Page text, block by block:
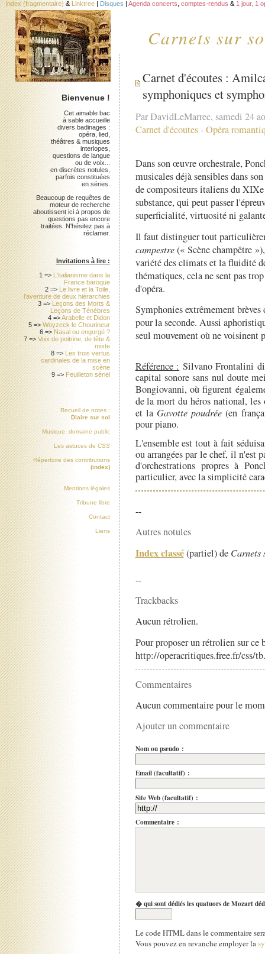
Carnets sur
Index (fragmentaire) & Linktree | Disques | Agenda concerts comptes-rendus & 1 jour, 1
Carnet d'écoutes :
symphoniques et
Par DavidLeMarrec, samedi 24
Carnet d'écoutes-Opéra
Dans son œuvre orchestrale,
musicales déjà sensibles dans
de compositeurs italiens du
substance, qui peut passer
superficialité, virtuosité ni
Il faut distinguer tout
campestre(« Scène champêtre
variété des climats et la fluidité
thématiques, cela ne sent pas
d'opéra.
Symphonies extrêmement
pour la seconde. Aussi
seul mouvement où ne voisinent
Référence : Silvano Frontalini
capital sonore sans nul doute
Bongiovanni, où figurent
de la mort du héros national, les
et la Gavotte poudrée (en
pour piano.
L'ensemble est tout à fait
ou arrangées par le chef, il n'est
d'orchestrations propres à
particulier, avec la simplicité
--
Autres notules
Index classé(partiel) de Carnets
--
Trackbacks
Aucun rétrolien.
Pour proposer un rétrolien sur
http://operacritiques.free.fr/css/
Commentaires
Aucun commentaire pour le
Ajouter un commentaire
Nom ou pseudo :
Email (facultatif) :
Site Web (facultatif) :
Commentaire :
� qui sont dédiés les quatuors de Mozart
Le code HTML dans le commentaire
Vous pouvez en revanche employer la
Bienvenue !
Cet aimable bac
à sable accueille
divers badinages :
opéra, lied,
théâtres & musiques
interlopes,
questions de langue
ou de voix...
en discrètes notules,
parfois constituées
en séries.
Beaucoup de requêtes de
moteur de recherche
aboutissent ici à propos de
questions pas encore
traitées. N'hésitez pas à
réclamer.
Invitations à lire :
1 => L'italianisme dans la
France baroque
2 => Le livre et la Toile,
l'aventure de deux hiérarchies
3 => Leçons des Morts &
Leçons de Ténèbres
4 =>Arabelle et Didon
5 =>Woyzeck le Chourineur
6 => Nasal ou engorgé ?
7 =>Voix de poitrine, de tête &
mixte
8 => Les trois vertus
cardinales de la mise en
scène
9 => Feuilleton sériel
Recueil de notes :
Diaire sur sol
Musique, domaine public
Les astuces de CSS
Répertoire des contributions
(index)
Mentions légales
Tribune libre
Contact
Liens